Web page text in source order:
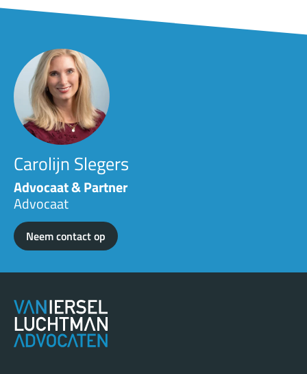
Carolijn Slegers
Advocaat & Partner
Advocaat
Neem contact op